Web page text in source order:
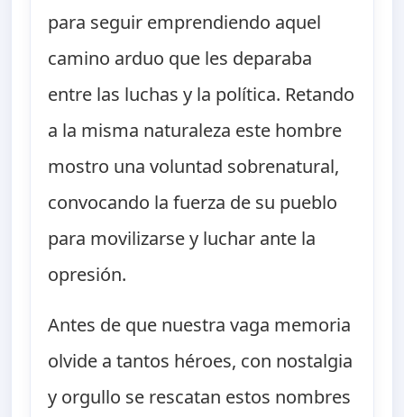
para seguir emprendiendo aquel
camino arduo que les deparaba
entre las luchas y la política. Retando
a la misma naturaleza este hombre
mostro una voluntad sobrenatural,
convocando la fuerza de su pueblo
para movilizarse y luchar ante la
opresión.
Antes de que nuestra vaga memoria
olvide a tantos héroes, con nostalgia
y orgullo se rescatan estos nombres